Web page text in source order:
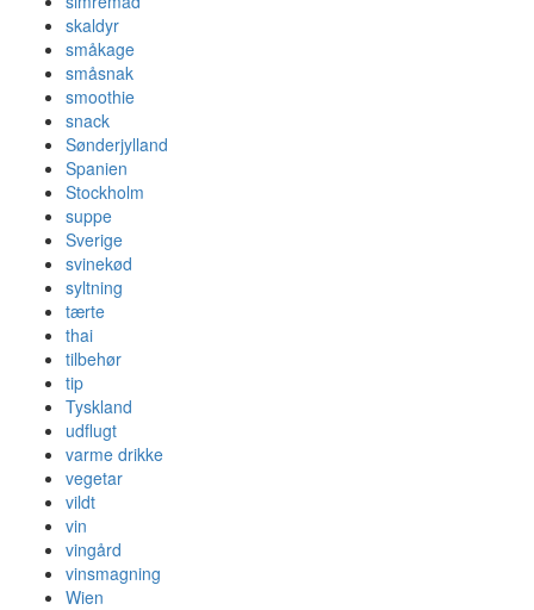
skaldyr
småkage
småsnak
smoothie
snack
Sønderjylland
Spanien
Stockholm
suppe
Sverige
svinekød
syltning
tærte
thai
tilbehør
tip
Tyskland
udflugt
varme drikke
vegetar
vildt
vin
vingård
vinsmagning
Wien